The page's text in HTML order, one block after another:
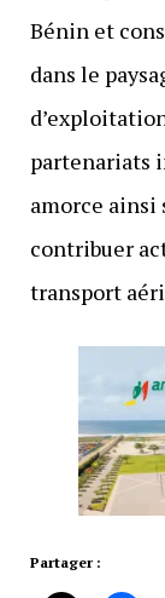
Bénin et
dans le
partenariats
amorce ainsi
contribuer
transport
Partager :